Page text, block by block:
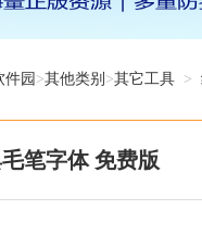
件园 >其他类别 >其它工具 >
笔字体 免费版